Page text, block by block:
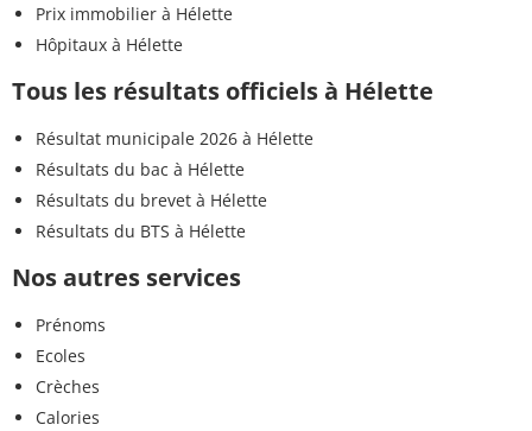
Prix immobilier à Hélette
Hôpitaux à Hélette
Tous les résultats officiels à Hélette
Résultat municipale 2026 à Hélette
Résultats du bac à Hélette
Résultats du brevet à Hélette
Résultats du BTS à Hélette
Nos autres services
Prénoms
Ecoles
Crèches
Calories